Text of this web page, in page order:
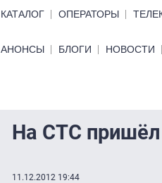
КАТАЛОГ ОПЕРАТОРЫ
Primary links bottom
АНОНСЫ БЛОГИ НОВОСТИ
На СТС
11.12.2012 19:44